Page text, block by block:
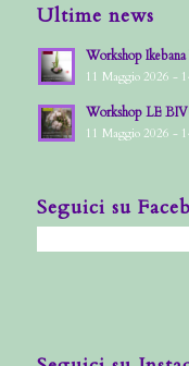
Ultime news
Workshop
11 Maggio 2026 -
Workshop LE
11 Maggio 2026 -
Seguici su